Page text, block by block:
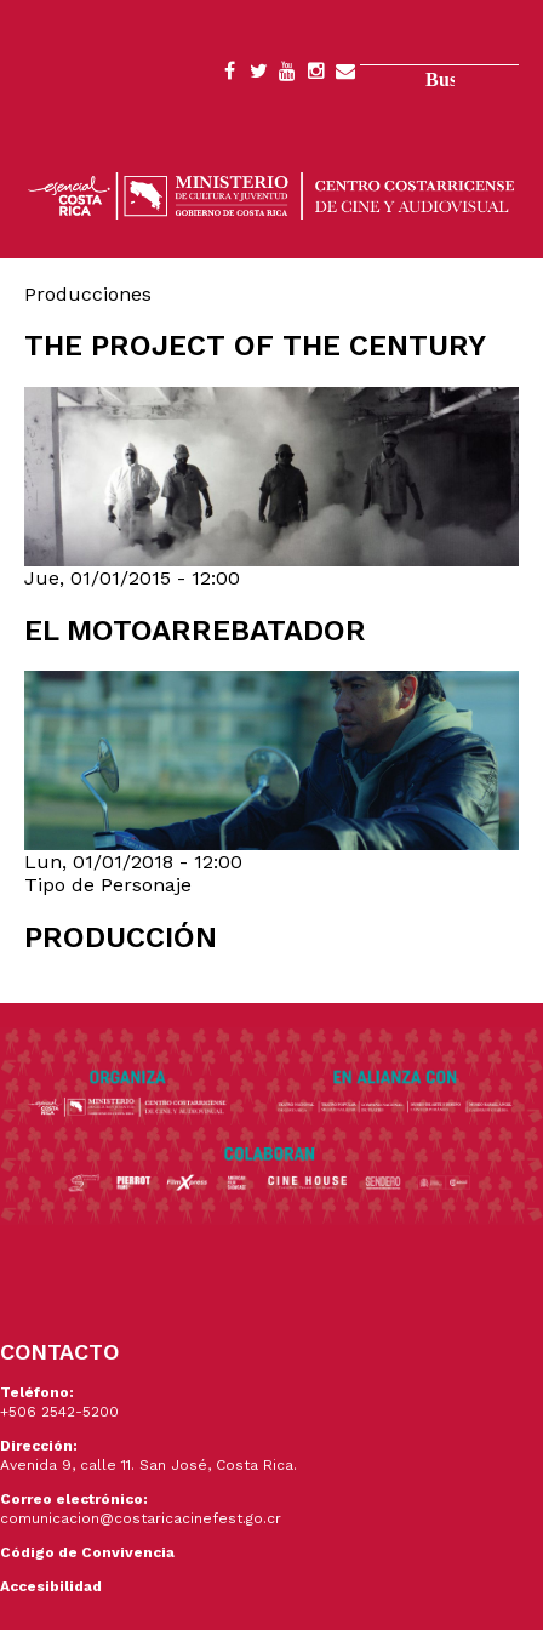
SOCIAL
Producciones
THE PROJECT OF THE CENTURY
Jue, 01/01/2015 - 12:00
EL MOTOARREBATADOR
Lun, 01/01/2018 - 12:00
Tipo de Personaje
PRODUCCIÓN
CONTACTO
Teléfono:
+506 2542-5200
Dirección:
Avenida 9, calle 11. San José, Costa Rica.
Correo electrónico:
comunicacion@costaricacinefest.go.cr
Código de Convivencia
Accesibilidad